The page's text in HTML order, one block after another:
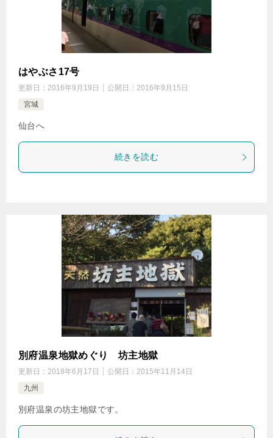
はやぶさ17号
更新日： 2016年9月19日 公開日： 2016年9月15日
宮城
仙台へ
続きを読む
別府温泉地獄めぐり 坊主地獄
更新日： 2018年6月17日 公開日： 2015年11月14日
九州
別府温泉の坊主地獄です。